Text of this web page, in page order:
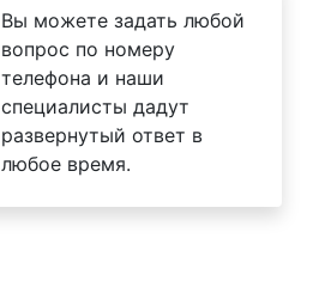
Вы можете задать любой
вопрос по номеру
телефона и наши
специалисты дадут
развернутый ответ в
любое время.